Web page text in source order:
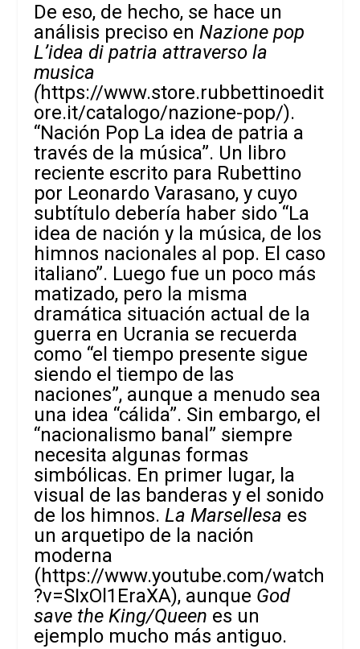
De eso, de hecho, se hace un
análisis preciso enNazione pop
L’idea di patria attraverso la
musica
(https://www.store.rubbettinoedit
ore.it/catalogo/nazione-pop/).
“Nación Pop La idea de patria a
través de la música”. Un libro
reciente escrito para Rubettino
por Leonardo Varasano, y cuyo
subtítulo debería haber sido “La
idea de nación y la música, de los
himnos nacionales al pop. El caso
italiano”. Luego fue un poco más
matizado, pero la misma
dramática situación actual de la
guerra en Ucrania se recuerda
como “el tiempo presente sigue
siendo el tiempo de las
naciones”, aunque a menudo sea
una idea “cálida”. Sin embargo, el
“nacionalismo banal” siempre
necesita algunas formas
simbólicas. En primer lugar, la
visual de las banderas y el sonido
de los himnos.La Marsellesa es
un arquetipo de la nación
moderna
(https://www.youtube.com/watch
?v=SIxOl1EraXA), aunque God
save the King/Queen es un
ejemplo mucho más antiguo.